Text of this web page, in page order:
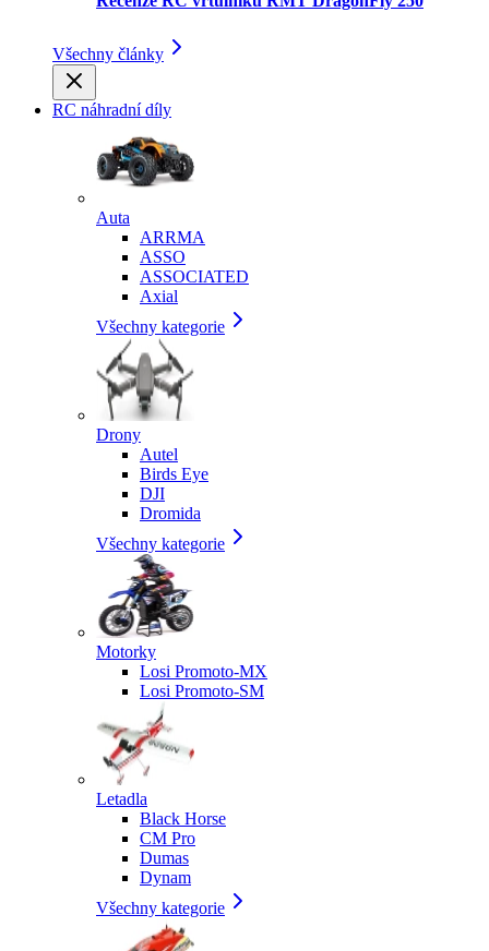
Všechny články
RC náhradní díly
Auta
ARRMA
ASSO
ASSOCIATED
Axial
Všechny kategorie
Drony
Autel
Birds Eye
DJI
Dromida
Všechny kategorie
Motorky
Losi Promoto-MX
Losi Promoto-SM
Letadla
Black Horse
CM Pro
Dumas
Dynam
Všechny kategorie